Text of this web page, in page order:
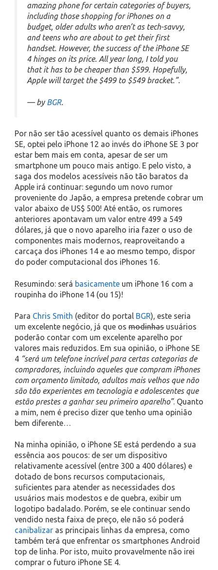
amazing phone for certain categories of buyers,
including those shopping for iPhones on a
budget, older adults who aren’t as tech-savvy,
and teens who are about to get their first
handset. However, the success of the iPhone SE
4 hinges on its price. All year long, I told you
that it has to be cheaper than $599. Hopefully,
Apple will target the $499 to $549 bracket.”.
— by BGR.
Por não ser tão acessível quanto os demais iPhones
SE, optei pelo iPhone 12 ao invés do iPhone SE 3 por
estar bem mais em conta, apesar de ser um
smartphone um pouco mais antigo. E pelo visto, a
saga dos modelos acessíveis não tão baratos da
Apple irá continuar: segundo um novo rumor
proveniente do Japão, a empresa pretende cobrar um
valor abaixo de US$ 500! Até então, os rumores
anteriores apontavam um valor entre 499 a 549
dólares, já que o novo aparelho iria fazer o uso de
componentes mais modernos, reaproveitando a
carcaça dos iPhones 14 e ao mesmo tempo, dispor
do poder computacional dos iPhones 16.
Resumindo: será basicamente um iPhone 16 com a
roupinha do iPhone 14 (ou 15)!
Para Chris Smith (editor do portal BGR), este seria
um excelente negócio, já que os modinhas usuários
poderão contar com um excelente aparelho por
valores mais reduzidos. Em sua opinião, o iPhone SE
4 “será um telefone incrível para certas categorias de
compradores, incluindo aqueles que compram iPhones
com orçamento limitado, adultos mais velhos que não
são tão experientes em tecnologia e adolescentes que
estão prestes a ganhar seu primeiro aparelho”. Quanto
a mim, nem é preciso dizer que tenho uma opinião
bem diferente…
Na minha opinião, o iPhone SE está perdendo a sua
essência aos poucos: de ser um dispositivo
relativamente acessível (entre 300 a 400 dólares) e
dotado de bons recursos computacionais,
suficientes para atender as necessidades dos
usuários mais modestos e de quebra, exibir um
logotipo badalado. Porém, se ele continuar sendo
vendido nesta faixa de preço, ele não só poderá
canibalizar as principais linhas da empresa, como
também terá que enfrentar os smartphones Android
top de linha. Por isto, muito provavelmente não irei
comprar o futuro iPhone SE 4.